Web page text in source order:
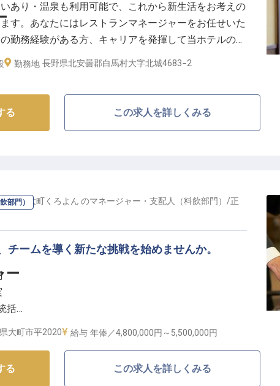
あり・温泉も利用可能で、これから新生活をお考えの
す。あなたにはレストランマネージャーをお任せいた
勤務経験がある方、キャリアを発揮して当ホテルのレ
も磨いていただける環境です。白馬樅の木ホテルは、
、多様なニーズに対応したプランを提供しています。
勤務地 長野県北安曇郡白馬村大字北城4683−2
る この求人を詳しくみる
部門）
ー
信濃大町くろよん のマネージャー・支配人（料飲部門） /正
ームを導く新たな挑戦を始めませんか。
括
に残る特別な時間を提供することを大切にしていま
大町市平2020 給与 年俸／4,800,000円～ 5,500,000円
る この求人を詳しくみる